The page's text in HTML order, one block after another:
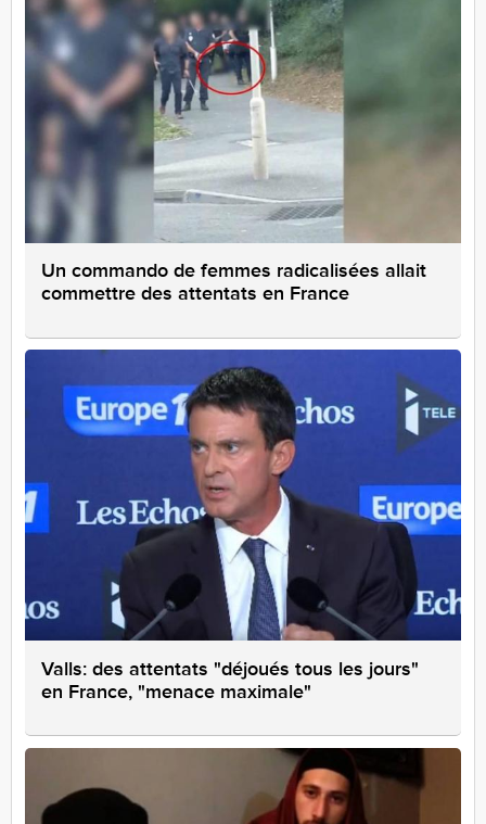
Un commando de femmes radicalisées allait
commettre des attentats en France
Valls: des attentats "déjoués tous les jours"
en France, "menace maximale"